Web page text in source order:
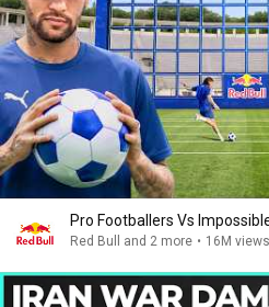
Pro Footballers Vs
Red Bull and 2 more • 16M views